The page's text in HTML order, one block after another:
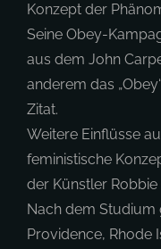
Konzept der
Seine Obey-
aus dem John
anderem das
Zitat.
Weitere Einflüsse
feministische
der Künstler Robbie
Nach dem Studium
Providence, Rhode